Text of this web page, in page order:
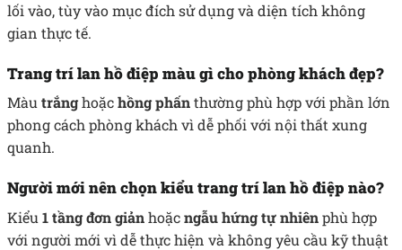
lối vào, tùy vào mục đích sử dụng và diện tích không
gian thực tế.
Trang trí lan hồ điệp màu gì cho phòng khách đẹp?
Màutrắnghoặchồng phấnthường phù hợp với phần lớn
phong cách phòng khách vì dễ phối với nội thất xung
quanh.
Người mới nên chọn kiểu trang trí lan hồ điệp nào?
Kiểu 1 tầng đơn giảnhoặcngẫu hứng tự nhiênphù hợp
với người mới vì dễ thực hiện và không yêu cầu kỹ thuật